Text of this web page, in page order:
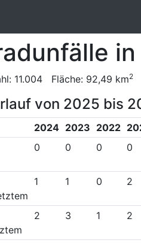
11.004 Fläche: 92,49 km2
von 2025 bis
2024 2023 2022
0 0 0 0
1 1 0 2
2 3 1 2